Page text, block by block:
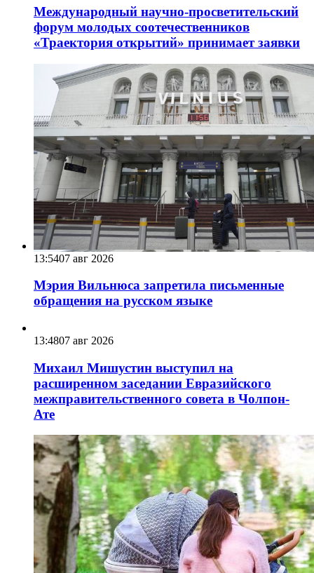
Международный научно-просветительский
форум молодых соотечественников
«Траектория открытий» принимает заявки
13:5407 авг 2026
Мэрия Вильнюса запретила письменные
обращения на русском языке
13:4807 авг 2026
Михаил Мишустин выступил на
расширенном заседании Евразийского
межправительственного совета в Чолпон-
Ате